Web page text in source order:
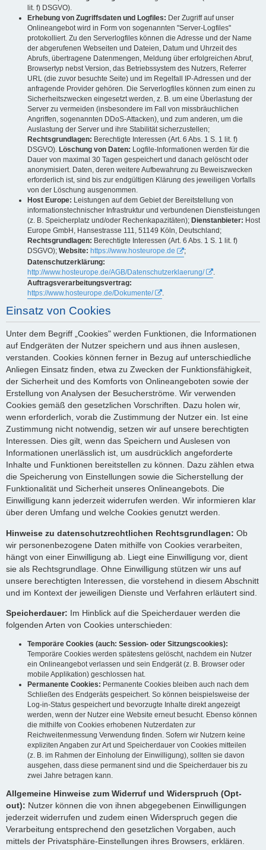
lit. f) DSGVO).
Erhebung von Zugriffsdaten und Logfiles: Der Zugriff auf unser
Onlineangebot wird in Form von sogenannten "Server-Logfiles"
protokolliert. Zu den Serverlogfiles können die Adresse und der Name
der abgerufenen Webseiten und Dateien, Datum und Uhrzeit des
Abrufs, übertragene Datenmengen, Meldung über erfolgreichen Abruf,
Browsertyp nebst Version, das Betriebssystem des Nutzers, Referrer
URL (die zuvor besuchte Seite) und im Regelfall IP-Adressen und der
anfragende Provider gehören. Die Serverlogfiles können zum einen zu
Sicherheitszwecken eingesetzt werden, z. B. um eine Überlastung der
Server zu vermeiden (insbesondere im Fall von missbräuchlichen
Angriffen, sogenannten DDoS-Attacken), und zum anderen, um die
Auslastung der Server und ihre Stabilität sicherzustellen;
Rechtsgrundlagen: Berechtigte Interessen (Art. 6 Abs. 1 S. 1 lit. f)
DSGVO). Löschung von Daten: Logfile-Informationen werden für die
Dauer von maximal 30 Tagen gespeichert und danach gelöscht oder
anonymisiert. Daten, deren weitere Aufbewahrung zu Beweiszwecken
erforderlich ist, sind bis zur endgültigen Klärung des jeweiligen Vorfalls
von der Löschung ausgenommen.
Host Europe: Leistungen auf dem Gebiet der Bereitstellung von
informationstechnischer Infrastruktur und verbundenen Dienstleistungen
(z. B. Speicherplatz und/oder Rechenkapazitäten); Dienstanbieter: Host
Europe GmbH, Hansestrasse 111, 51149 Köln, Deutschland;
Rechtsgrundlagen: Berechtigte Interessen (Art. 6 Abs. 1 S. 1 lit. f)
DSGVO); Website: https://www.hosteurope.de
;
Datenschutzerklärung:
http://www.hosteurope.de/AGB/Datenschutzerklaerung/
Auftragsverarbeitungsvertrag:
https://www.hosteurope.de/Dokumente/
.
Einsatz von Cookies
Unter dem Begriff „Cookies" werden Funktionen, die Informationen
auf Endgeräten der Nutzer speichern und aus ihnen auslesen,
verstanden. Cookies können ferner in Bezug auf unterschiedliche
Anliegen Einsatz finden, etwa zu Zwecken der Funktionsfähigkeit,
der Sicherheit und des Komforts von Onlineangeboten sowie der
Erstellung von Analysen der Besucherströme. Wir verwenden
Cookies gemäß den gesetzlichen Vorschriften. Dazu holen wir,
wenn erforderlich, vorab die Zustimmung der Nutzer ein. Ist eine
Zustimmung nicht notwendig, setzen wir auf unsere berechtigten
Interessen. Dies gilt, wenn das Speichern und Auslesen von
Informationen unerlässlich ist, um ausdrücklich angeforderte
Inhalte und Funktionen bereitstellen zu können. Dazu zählen etwa
die Speicherung von Einstellungen sowie die Sicherstellung der
Funktionalität und Sicherheit unseres Onlineangebots. Die
Einwilligung kann jederzeit widerrufen werden. Wir informieren klar
über deren Umfang und welche Cookies genutzt werden.
Hinweise zu datenschutzrechtlichen Rechtsgrundlagen: Ob
wir personenbezogene Daten mithilfe von Cookies verarbeiten,
hängt von einer Einwilligung ab. Liegt eine Einwilligung vor, dient
sie als Rechtsgrundlage. Ohne Einwilligung stützen wir uns auf
unsere berechtigten Interessen, die vorstehend in diesem Abschnitt
und im Kontext der jeweiligen Dienste und Verfahren erläutert sind.
Speicherdauer: Im Hinblick auf die Speicherdauer werden die
folgenden Arten von Cookies unterschieden:
Temporäre Cookies (auch: Session- oder Sitzungscookies):
Temporäre Cookies werden spätestens gelöscht, nachdem ein Nutzer
ein Onlineangebot verlassen und sein Endgerät (z. B. Browser oder
mobile Applikation) geschlossen hat.
Permanente Cookies: Permanente Cookies bleiben auch nach dem
Schließen des Endgeräts gespeichert. So können beispielsweise der
Log-in-Status gespeichert und bevorzugte Inhalte direkt angezeigt
werden, wenn der Nutzer eine Website erneut besucht. Ebenso können
die mithilfe von Cookies erhobenen Nutzerdaten zur
Reichweitenmessung Verwendung finden. Sofern wir Nutzern keine
expliziten Angaben zur Art und Speicherdauer von Cookies mitteilen
(z. B. im Rahmen der Einholung der Einwilligung), sollten sie davon
ausgehen, dass diese permanent sind und die Speicherdauer bis zu
zwei Jahre betragen kann.
Allgemeine Hinweise zum Widerruf und Widerspruch (Opt-
out): Nutzer können die von ihnen abgegebenen Einwilligungen
jederzeit widerrufen und zudem einen Widerspruch gegen die
Verarbeitung entsprechend den gesetzlichen Vorgaben, auch
mittels der Privatsphäre-Einstellungen ihres Browsers, erklären.